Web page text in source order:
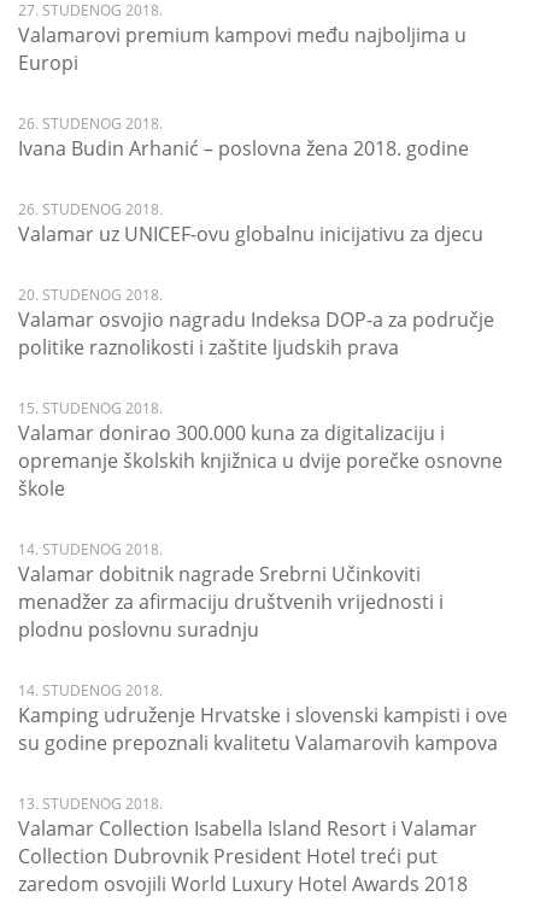
27. STUDENOG 2018.
Valamarovi premium kampovi među najboljima u
Europi
26. STUDENOG 2018.
Ivana Budin Arhanić – poslovna žena 2018. godine
26. STUDENOG 2018.
Valamar uz UNICEF-ovu globalnu inicijativu za djecu
20. STUDENOG 2018.
Valamar osvojio nagradu Indeksa DOP-a za područje
politike raznolikosti i zaštite ljudskih prava
15. STUDENOG 2018.
Valamar donirao 300.000 kuna za digitalizaciju i
opremanje školskih knjižnica u dvije porečke osnovne
škole
14. STUDENOG 2018.
Valamar dobitnik nagrade Srebrni Učinkoviti
menadžer za afirmaciju društvenih vrijednosti i
plodnu poslovnu suradnju
14. STUDENOG 2018.
Kamping udruženje Hrvatske i slovenski kampisti i ove
su godine prepoznali kvalitetu Valamarovih kampova
13. STUDENOG 2018.
Valamar Collection Isabella Island Resort i Valamar
Collection Dubrovnik President Hotel treći put
zaredom osvojili World Luxury Hotel Awards 2018